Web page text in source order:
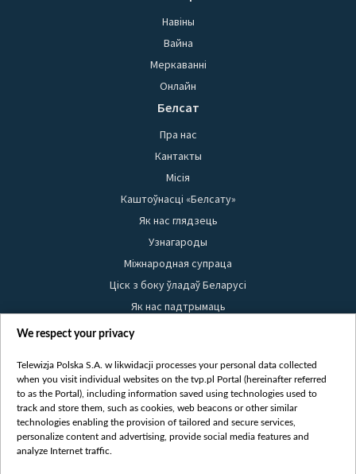
Навіны
Вайна
Меркаванні
Онлайн
Белсат
Пра нас
Кантакты
Місія
Каштоўнасці «Белсату»
Як нас глядзець
Узнагароды
Міжнародная супраца
Ціск з боку ўладаў Беларусі
Як нас падтрымаць
Правілы выкарыстання матэрыялаў
Бяспека
Youtube
Белсат news
Белсат Shorts
We respect your privacy
Telewizja Polska S.A. w likwidacji processes your personal data collected
when you visit individual websites on the tvp.pl Portal (hereinafter referred
to as the Portal), including information saved using technologies used to
track and store them, such as cookies, web beacons or other similar
technologies enabling the provision of tailored and secure services,
personalize content and advertising, provide social media features and
analyze Internet traffic.